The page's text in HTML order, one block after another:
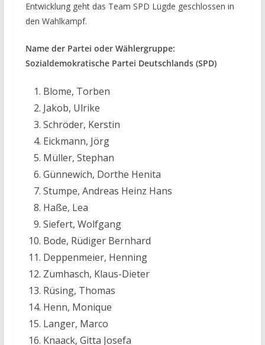
Entwicklung geht das Team SPD Lügde geschlossen in
den Wahlkampf.
Name der Partei oder Wählergruppe:
Sozialdemokratische Partei Deutschlands (SPD)
Blome, Torben
Jakob, Ulrike
Schröder, Kerstin
Eickmann, Jörg
Müller, Stephan
Günnewich, Dorthe Henita
Stumpe, Andreas Heinz Hans
Haße, Lea
Siefert, Wolfgang
Bode, Rüdiger Bernhard
Deppenmeier, Henning
Zumhasch, Klaus-Dieter
Rüsing, Thomas
Henn, Monique
Langer, Marco
Knaack, Gitta Josefa